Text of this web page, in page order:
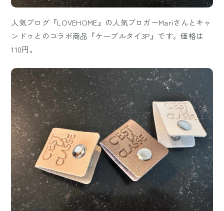
人気ブログ『LOVEHOME』の人気ブロガーMariさんとキャ
ンドゥとのコラボ商品『ケーブルタイ3P』です。価格は
110円。